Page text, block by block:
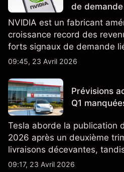
de
NVIDIA est un fabricant
croissance record des
forts signaux de demande
partenaires clés de la
passées ne préjugent pas
09:45, 23 Avril 2026
Prévisions
Q1
Tesla aborde la publication
2026 après un deuxième
livraisons décevantes,
Californie d'un programme
09:17, 23 Avril 2026